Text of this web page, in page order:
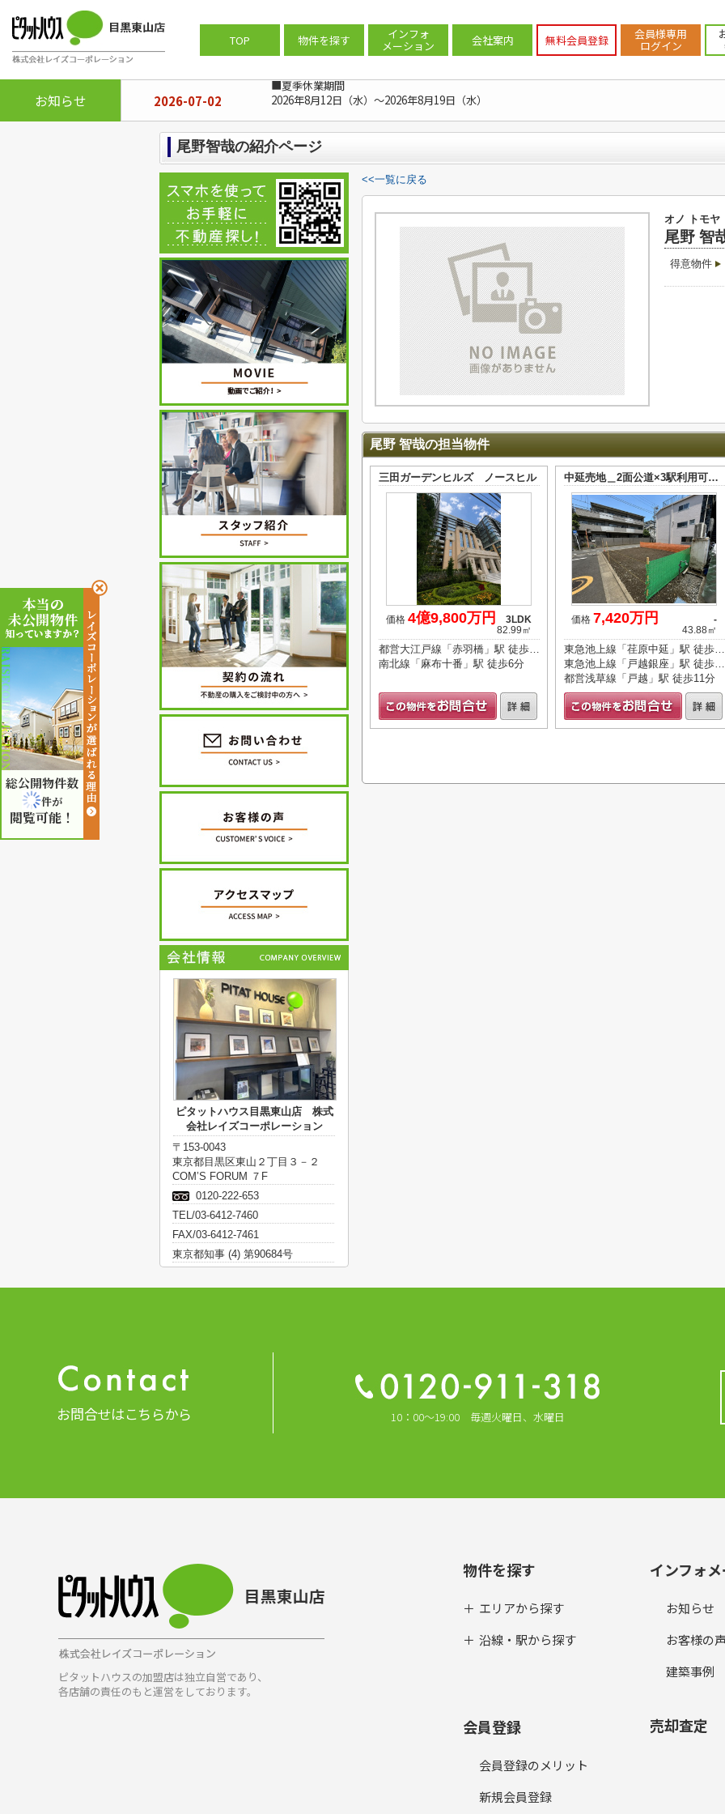
TOP 物件を探す インフォ
メーション 会社案内 無料会員登録 会員様専用
ログイン
お知らせ 2026-07-02
■夏季休業期間
2026年8月12日（水）～2026年8月19日（水）
総公開物件数
件が
閲覧可能！
尾野智哉の紹介ページ
<<一覧に戻る
オノ トモヤ
尾野 智
得意物件
尾野 智哉の担当物件
三田ガーデンヒルズ ノースヒル
価格 4億9,800万円
3LDK
82.99㎡
都営大江戸線「赤羽橋」駅 徒歩5分
南北線「麻布十番」駅 徒歩6分
中延売地＿2面公道×3駅利用可…
価格 7,420万円
-
43.88㎡
東急池上線「荏原中延」駅 徒歩6分
東急池上線「戸越銀座」駅 徒歩10分
都営浅草線「戸越」駅 徒歩11分
ピタットハウス目黒東山店 株式
会社レイズコーポレーション
〒153-0043
東京都目黒区東山２丁目３－２
COM’S FORUM ７F
0120-222-653
TEL/03-6412-7460
FAX/03-6412-7461
東京都知事 (4) 第90684号
お問合せはこちらから 10：00～19:00 毎週火曜日、水曜日
ピタットハウスの加盟店は独立自営であり、
各店舗の責任のもと運営をしております。
物件を探す
エリアから探す
沿線・駅から探す
会員登録
会員登録のメリット
新規会員登録
インフォ
お知らせ
お客様の
建築事例
売却査定